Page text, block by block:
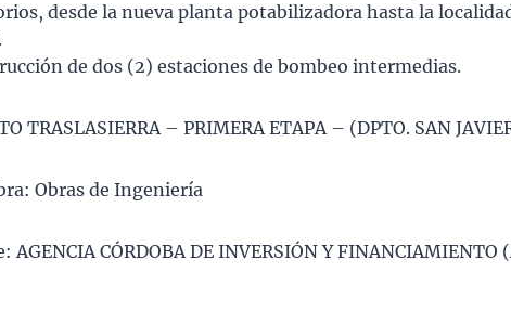
desde la nueva planta potabilizadora hasta la
de dos (2) estaciones de bombeo intermedias.
TRASLASIERRA – PRIMERA ETAPA – (DPTO. SAN
Obras de Ingeniería
AGENCIA CÓRDOBA DE INVERSIÓN Y FINANCIAMIENTO